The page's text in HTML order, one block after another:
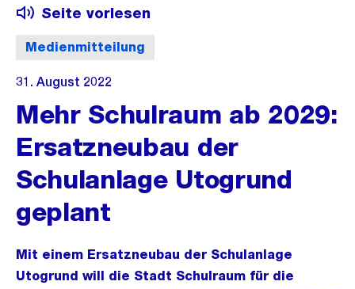
Medienmitteilung
Seite vorlesen
31. August 2022
Mehr Schulraum ab 2029:
Ersatzneubau der
Schulanlage Utogrund
geplant
Mit einem Ersatzneubau der Schulanlage
Utogrund will die Stadt Schulraum für die